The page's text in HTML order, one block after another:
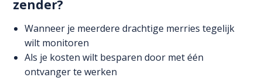
zender?
Wanneer je meerdere drachtige merries tegelijk
wilt monitoren
Als je kosten wilt besparen door met één
ontvanger te werken